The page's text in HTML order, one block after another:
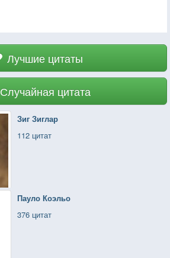
Лучшие цитаты
Случайная цитата
Зиг Зиглар
112 цитат
Пауло Коэльо
376 цитат